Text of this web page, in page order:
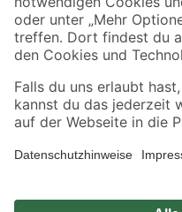
Alle Preisangaben in EUR inkl. gesetzl.
Umständen nicht in allen Märkten
Produkte nur solange der Vorrat reicht.
*Paketversand ab 59 €